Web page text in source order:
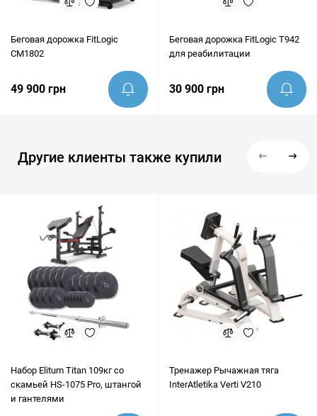
Беговая дорожка FitLogic
CM1802
49 900 грн
Беговая дорожка FitLogic T942
для реабилитации
30 900 грн
Другие клиенты также купили
Набор Elitum Titan 109кг со
скамьей HS-1075 Pro, штангой
и гантелями
Тренажер Рычажная тяга
InterAtletika Verti V210